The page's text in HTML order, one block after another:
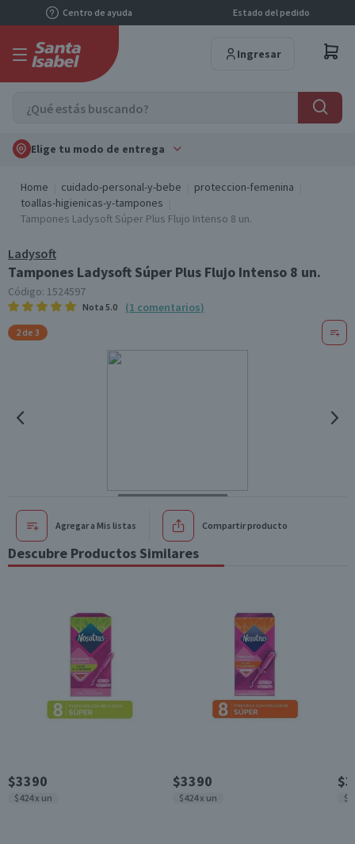
Centro de ayuda Estado del pedido
Ingresar
Elige tu modo de entrega
Home cuidado-personal-y-bebe
proteccion-femenina
toallas-higienicas-y-tampones
Tampones Ladysoft Súper Plus Flujo Intenso 8 un.
Ladysoft
Tampones Ladysoft Súper Plus Flujo Intenso 8 un.
Código: 1524597
Nota 5.0 (1 comentarios)
2 de 3
Agregar a Mis listas Compartir producto
Descubre Productos Similares
$3390
$424 x un
$3390
$424 x un